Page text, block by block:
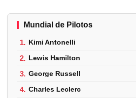
Mundial de Pilotos
1. Kimi Antonelli
2. Lewis Hamilton
3. George Russell
4. Charles Leclerc